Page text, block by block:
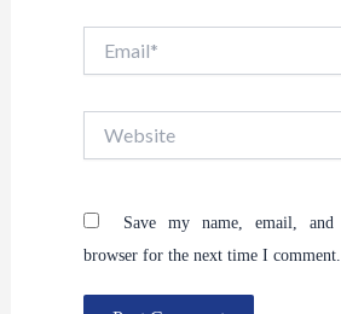
Save my name, email,
browser for the next time I comment.